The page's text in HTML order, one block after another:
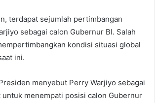
terdapat sejumlah pertimbangan
sebagai calon Gubernur BI. Salah
kondisi situasi global
ini.
menyebut Perry Warjiyo sebagai
untuk menempati posisi calon Gubernur